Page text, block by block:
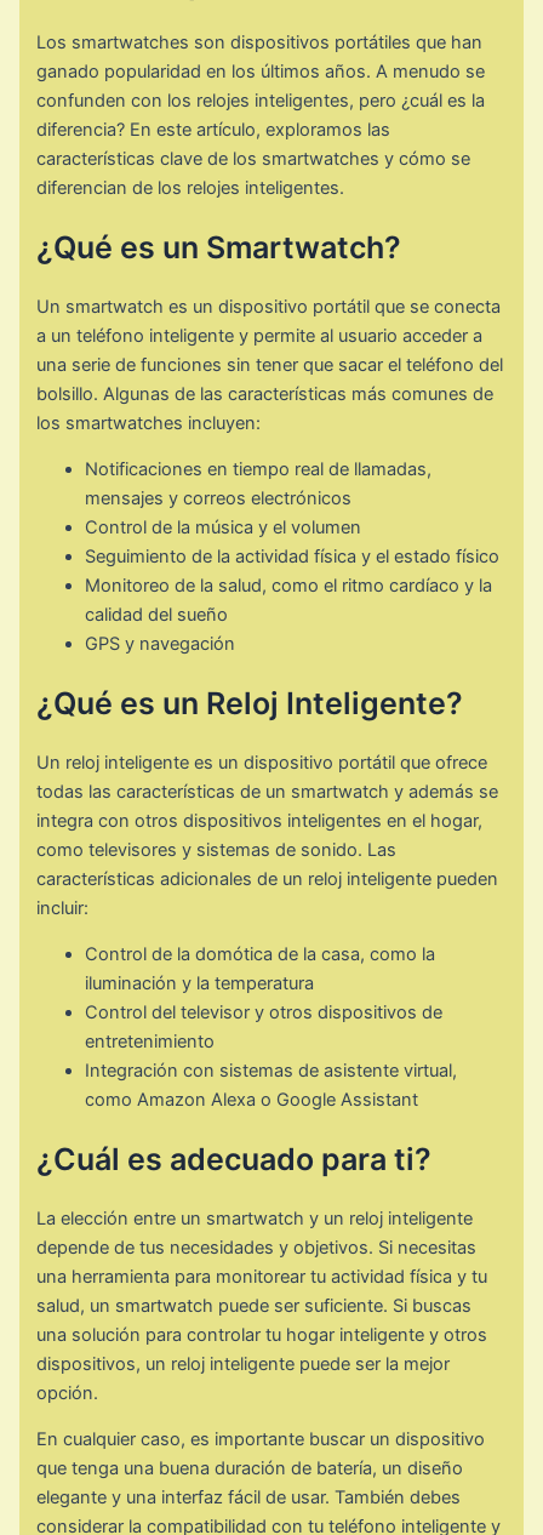
Los smartwatches son dispositivos portátiles que han
ganado popularidad en los últimos años. A menudo se
confunden con los relojes inteligentes, pero ¿cuál es la
diferencia? En este artículo, exploramos las
características clave de los smartwatches y cómo se
diferencian de los relojes inteligentes.
¿Qué es un Smartwatch?
Un smartwatch es un dispositivo portátil que se conecta
a un teléfono inteligente y permite al usuario acceder a
una serie de funciones sin tener que sacar el teléfono del
bolsillo. Algunas de las características más comunes de
los smartwatches incluyen:
Notificaciones en tiempo real de llamadas,
mensajes y correos electrónicos
Control de la música y el volumen
Seguimiento de la actividad física y el estado físico
Monitoreo de la salud, como el ritmo cardíaco y la
calidad del sueño
GPS y navegación
¿Qué es un Reloj Inteligente?
Un reloj inteligente es un dispositivo portátil que ofrece
todas las características de un smartwatch y además se
integra con otros dispositivos inteligentes en el hogar,
como televisores y sistemas de sonido. Las
características adicionales de un reloj inteligente pueden
incluir:
Control de la domótica de la casa, como la
iluminación y la temperatura
Control del televisor y otros dispositivos de
entretenimiento
Integración con sistemas de asistente virtual,
como Amazon Alexa o Google Assistant
¿Cuál es adecuado para ti?
La elección entre un smartwatch y un reloj inteligente
depende de tus necesidades y objetivos. Si necesitas
una herramienta para monitorear tu actividad física y tu
salud, un smartwatch puede ser suficiente. Si buscas
una solución para controlar tu hogar inteligente y otros
dispositivos, un reloj inteligente puede ser la mejor
opción.
En cualquier caso, es importante buscar un dispositivo
que tenga una buena duración de batería, un diseño
elegante y una interfaz fácil de usar. También debes
considerar la compatibilidad con tu teléfono inteligente y